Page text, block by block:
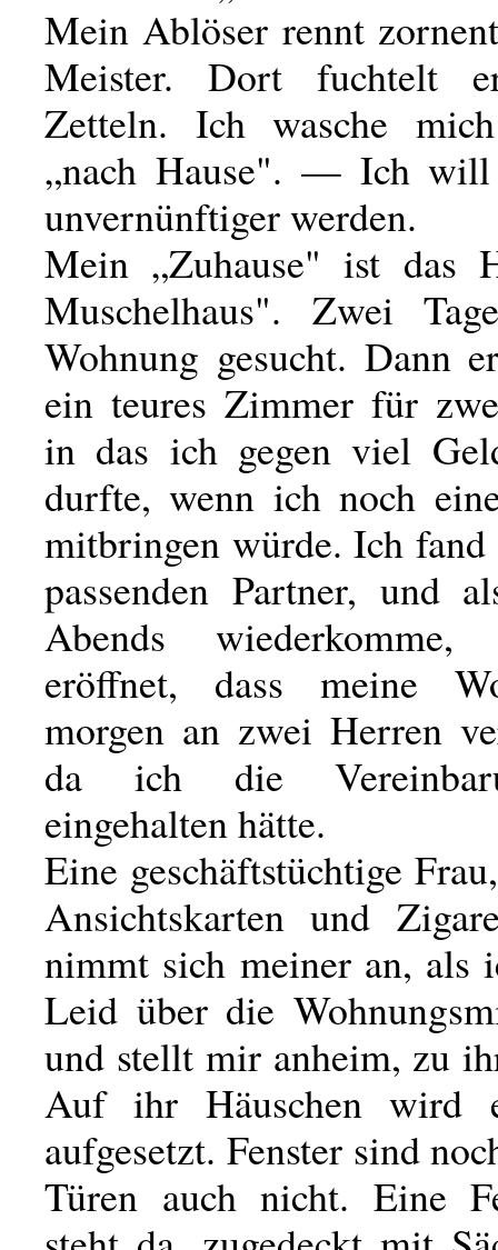
Mein Ablöser rennt
Meister. Dort fuchtelt
Zetteln. Ich wasche
„nach Hause". — Ich
unvernünftiger werden.
Mein „Zuhause" ist das
Muschelhaus". Zwei
Wohnung gesucht. Dann
ein teures Zimmer für
in das ich gegen viel
durfte, wenn ich noch
mitbringen würde. Ich fand
passenden Partner, und
Abends
eröffnet, dass meine
morgen an zwei Herren
da ich die
eingehalten hätte.
Eine geschäftstüchtige
Ansichtskarten und
nimmt sich meiner an, als
Leid über die
und stellt mir anheim, zu
Auf ihr Häuschen wird
aufgesetzt. Fenster sind
Türen auch nicht. Eine